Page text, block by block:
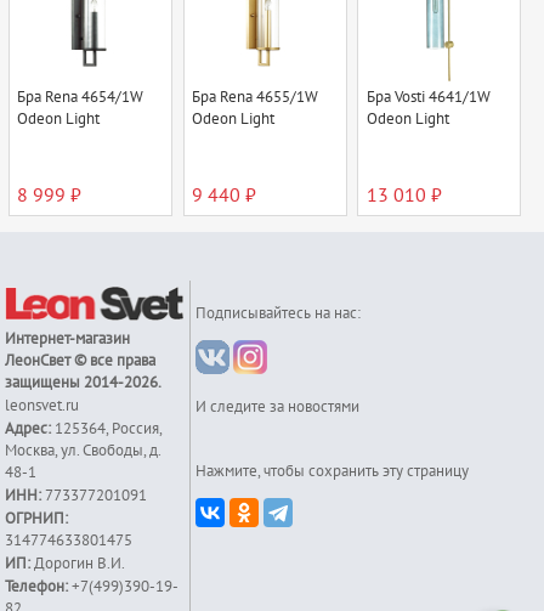
Бра Rena 4654/1W
Odeon Light
8 999 ₽
Бра Rena 4655/1W
Odeon Light
9 440 ₽
Бра Vosti 4641/1W
Odeon Light
13 010 ₽
Интернет-магазин
ЛеонСвет© все права
защищены 2014-2026.
leonsvet.ru
Адрес: 125364,Россия,
Москва,ул. Свободы, д.
48-1
ИНН:773377201091
ОГРНИП:
314774633801475
ИП:Дорогин В.И.
Телефон: +7(499)390-19-
Подписывайтесь на нас:
И следите за новостями
Нажмите, чтобы сохранить эту страницу